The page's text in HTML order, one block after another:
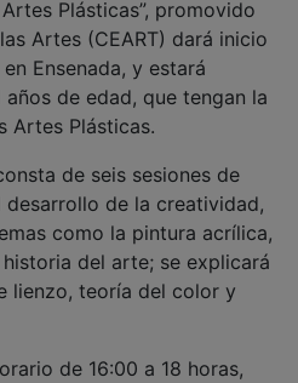
Plásticas”, promovido
Artes (CEART) dará inicio
Ensenada, y estará
de edad, que tengan la
Artes Plásticas.
de seis sesiones de
de la creatividad,
como la pintura acrílica,
del arte; se explicará
lienzo, teoría del color y
de 16:00 a 18 horas,